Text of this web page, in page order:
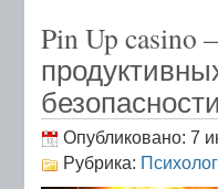
Pin Up
Опубликовано: 7
Рубрика: